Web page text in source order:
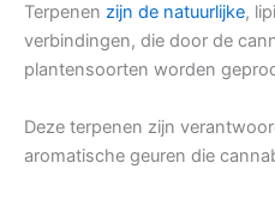
Terpenen zijn de natuurlijke,
verbindingen, die door de
plantensoorten worden
Deze terpenen zijn
aromatische geuren die